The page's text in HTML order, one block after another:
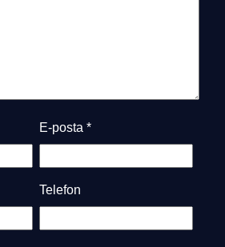
E-posta *
Telefon